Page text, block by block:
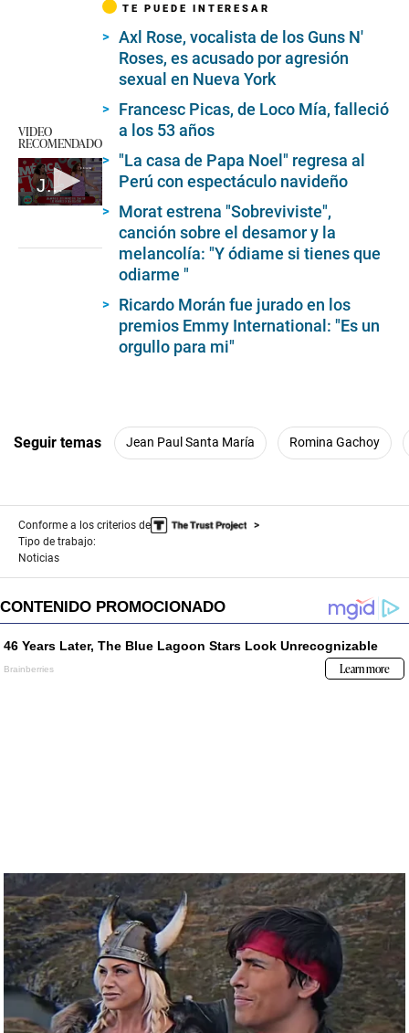
VIDEO
RECOMENDADO
Jean Paul dice que no le prohibió a Romina viajar
TE PUEDE INTERESAR
Axl Rose, vocalista de los Guns N'
Roses, es acusado por agresión
sexual en Nueva York
Francesc Picas, de Loco Mía, falleció
a los 53 años
"La casa de Papa Noel" regresa al
Perú con espectáculo navideño
Morat estrena "Sobreviviste",
canción sobre el desamor y la
melancolía: "Y ódiame si tienes que
odiarme "
Ricardo Morán fue jurado en los
premios Emmy International: "Es un
orgullo para mi"
Seguir temas Jean Paul Santa María Romina Gachoy
Conforme a los criterios de
Tipo de trabajo:
Noticias